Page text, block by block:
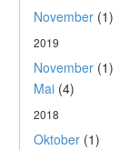
November (1)
2019
November (1)
Mai (4)
2018
Oktober (1)